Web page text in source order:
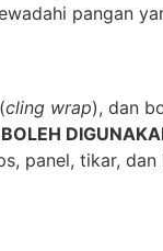
pangan
cling wrap), dan
panel, tikar, dan